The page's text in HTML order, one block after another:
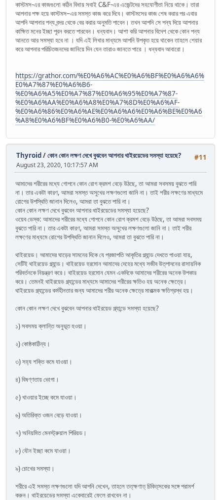
কাস্টমস-এর কাজগুলো কঠিন বিধায় সবাই C&F-এর এজেন্টদের সহযোগীতা নিয়ে থাকে। তারা
আপনার পক্ষ হয়ে কাস্টমস–এর সমস্ত কাজ করে দিবে। কাস্টমসের কাজ শেষ করার পর এবার
আপনি আপনার পন্য বন্দর থেকে বের করার অনুমতি পাবেন। তখন আপনি সে পন্য দিয়ে আপনার
কাক্ষিত মনের ইচ্ছা পূরন করতে পারবেন। ধন্যবাদ। আশা করি আপনার বিদেশ থেকে কোন পন্য
আনতে আর সমস্যা হবে না । যদি এই লিখার মাধ্যমে আপনি উপকৃত হয়ে থাকেন তাহলে শেয়ার
করে আপনার পরিচিতজনদের জানিয়ে দিন যেন তারাও জানতে পারে । ধন্যবাদ আবারো।
https://grathor.com/%E0%A6%AC%E0%A6%BF%E0%A6%A6%
E0%A7%87%E0%A6%B6-
%E0%A6%A5%E0%A7%87%E0%A6%95%E0%A7%87-
%E0%A6%AA%E0%A6%A8%E0%A7%8D%E0%A6%AF-
%E0%A6%86%E0%A6%AE%E0%A6%A6%E0%A6%BE%E0%A6
%A8%E0%A6%BF%E0%A6%B0-%E0%A6%AA/
#11
Thyroid/কোন কোন লক্ষণ দেখে বুঝবেন আপনার থাইরয়েডের সমস্যা হয়েছে?
August 23, 2020, 10:17:57 AM
আমাদের শরীরের মধ্যে গোপনে কোন রোগ ক্রমশ বেড়ে উঠছে, তা আমরা সবসময় বুঝতে পারি
না। তার একটা কারণ, আমরা সমস্ত অসুখের লক্ষণগুলো জানি না। তাই শরীর লক্ষণের মাধ্যমে
রোগের উপস্থিতি জানান দিলেও, আমরা তা বুঝতে পারি না।
কোন কোন লক্ষণ দেখে বুঝবেন আপনার থাইরয়েডের সমস্যা হয়েছে?
ওয়েব ডেস্ক: আমাদের শরীরের মধ্যে গোপনে কোন রোগ ক্রমশ বেড়ে উঠছে, তা আমরা সবসময়
বুঝতে পারি না। তার একটা কারণ, আমরা সমস্ত অসুখের লক্ষণগুলো জানি না। তাই শরীর
লক্ষণের মাধ্যমে রোগের উপস্থিতি জানান দিলেও, আমরা তা বুঝতে পারি না।
থাইরয়েড। আমাদের ঘাড়ের সামনের দিকে যে প্রজাপতি আকৃতির গ্ল্যান্ড দেখতে পাওয়া যায়,
সেটিই থাইরয়েড গ্ল্যান্ড। থাইরয়েড হরমোন আমাদের দেহের মধ্যে সজীব উত্‌পাদনের রাসায়নিক
পরিবর্তনকে নিয়ন্ত্রণ করে। থাইরয়েড হরমোন যেমন একদিকে আমাদের শরীরের অনেক উপকার
করে। তেমনই থাইরয়েড গ্ল্যান্ডের মাধ্যমে আমাদের শরীরের ক্ষতিও হয় অনেক ক্ষেত্রে।
থাইরয়েড গ্ল্যান্ডের কর্মহীনতার জন্য আমাদের শরীর অনেক ক্ষেত্রে মারাত্মক ক্ষতিগ্রস্থ হয়।
কোন কোন লক্ষণ দেখে বুঝবেন আপনার থাইরয়েড গ্ল্যান্ডে সমস্যা হয়েছে?
১) সবসময় ক্লান্তি অনুভূত হওয়া।
২) কোষ্ঠকাঠিন্য।
৩) সহ্য শক্তি কমে যাওয়া।
৪) বিষণ্ণতায় ভোগা।
৫) খাওয়ার ইচ্ছে কমে যাওয়া।
৬) অতিরিক্ত ওজন বেড়ে যাওয়া।
৭) অনিয়মিত মেনস্ট্রুয়াল পিরিয়ড।
৮) যৌন ইচ্ছা কমে যাওয়া।
৯) চোখের সমস্যা।
শরীরে এই সমস্ত লক্ষণগুলো যদি আপনি দেখেন, তাহলে তত্‌ক্ষণাত্‌ চিকিত্‌সকের সঙ্গে পরামর্শ
করুন। থাইরয়েডের সমস্যা একেবারেই ফেলে রাখবেন না।